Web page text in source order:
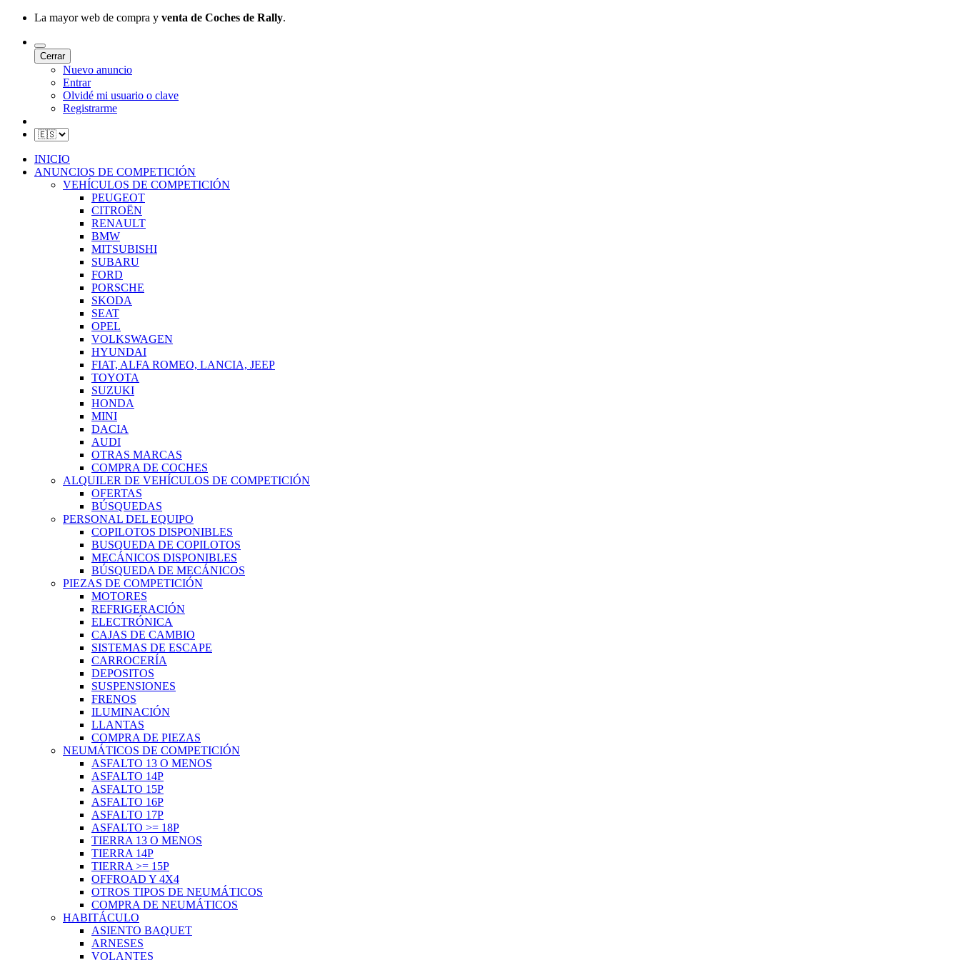
La mayor web de compra y venta de Coches de Rally.
Cerrar
Nuevo anuncio
Entrar
Olvidé mi usuario o clave
Registrarme
INICIO
ANUNCIOS DE COMPETICIÓN
VEHÍCULOS DE COMPETICIÓN
PEUGEOT
CITROËN
RENAULT
BMW
MITSUBISHI
SUBARU
FORD
PORSCHE
SKODA
SEAT
OPEL
VOLKSWAGEN
HYUNDAI
FIAT, ALFA ROMEO, LANCIA, JEEP
TOYOTA
SUZUKI
HONDA
MINI
DACIA
AUDI
OTRAS MARCAS
COMPRA DE COCHES
ALQUILER DE VEHÍCULOS DE COMPETICIÓN
OFERTAS
BÚSQUEDAS
PERSONAL DEL EQUIPO
COPILOTOS DISPONIBLES
BUSQUEDA DE COPILOTOS
MECÁNICOS DISPONIBLES
BÚSQUEDA DE MECÁNICOS
PIEZAS DE COMPETICIÓN
MOTORES
REFRIGERACIÓN
ELECTRÓNICA
CAJAS DE CAMBIO
SISTEMAS DE ESCAPE
CARROCERÍA
DEPOSITOS
SUSPENSIONES
FRENOS
ILUMINACIÓN
LLANTAS
COMPRA DE PIEZAS
NEUMÁTICOS DE COMPETICIÓN
ASFALTO 13 O MENOS
ASFALTO 14P
ASFALTO 15P
ASFALTO 16P
ASFALTO 17P
ASFALTO >= 18P
TIERRA 13 O MENOS
TIERRA 14P
TIERRA >= 15P
OFFROAD Y 4X4
OTROS TIPOS DE NEUMÁTICOS
COMPRA DE NEUMÁTICOS
HABITÁCULO
ASIENTO BAQUET
ARNESES
VOLANTES